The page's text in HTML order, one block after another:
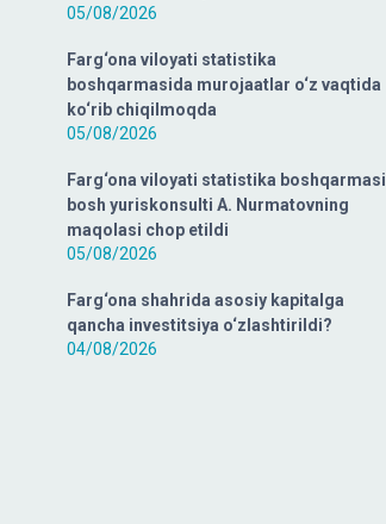
05/08/2026
Farg‘ona viloyati statistika
boshqarmasida murojaatlar o‘z vaqtida
ko‘rib chiqilmoqda
05/08/2026
Farg‘ona viloyati statistika boshqarmasi
bosh yuriskonsulti A. Nurmatovning
maqolasi chop etildi
05/08/2026
Farg‘ona shahrida asosiy kapitalga
qancha investitsiya o‘zlashtirildi?
04/08/2026